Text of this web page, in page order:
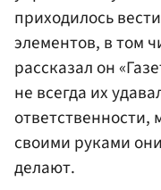
приходилось
элементов, в том
рассказал он
не всегда их
ответственности,
своими руками
делают.